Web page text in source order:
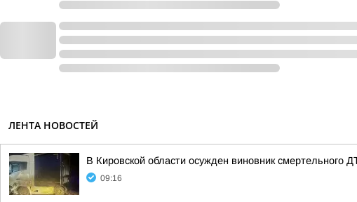
ЛЕНТА НОВОСТЕЙ
В Кировской области осужден виновник смертельного
09:16